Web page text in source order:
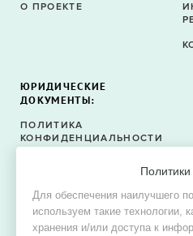
Политики
Для обеспечения наилучшего
используем такие технологии,
хранения и/или доступа к
О ПРОЕКТЕ
ЮРИДИЧЕСКИЕ
ДОКУМЕНТЫ:
ПОЛИТИКА
КОНФИДЕНЦИАЛЬНОСТИ
СОГЛАСИЕ НА ОБРАБОТКУ
ПЕРСОНАЛЬНЫХ ДАННЫХ